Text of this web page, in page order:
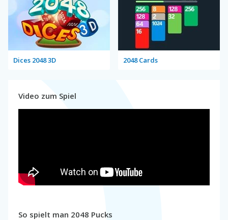
Dices 2048 3D 2048 Cards
Video zum Spiel
So spielt man 2048 Pucks